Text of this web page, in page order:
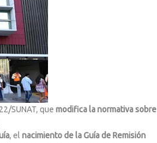
SUNAT, que modifica la normativa sobre
, el nacimiento de la Guía de Remisión